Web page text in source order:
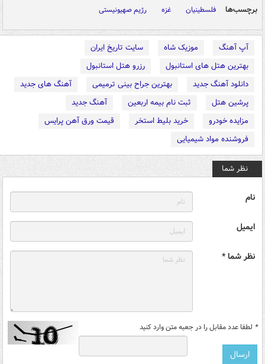
برچسب‌ها فلسطینیان غزه رژیم صهیونیستی
آپ آهنگ موزیک شاه
سایت تاریخ ایران
بهترین هتل های استانبول
رزرو هتل استانبول
دانلود آهنگ جدید
بهترین جراح بینی ترمیمی
آهنگ های جدید
پرشین هتل
ثبت نام بیمه اربعین
آهنگ جدید
مزایده خودرو
خرید بلیط استخر
قیمت ورق آهن پرایس
فروشنده مواد شیمیایی
نظر شما
نام
ایمیل
نظر شما *
* لطفا عدد مقابل را در جعبه متن وارد کنید